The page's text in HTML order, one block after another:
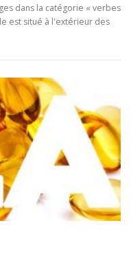
dans la catégorie « verbes
est situé à l'extérieur des